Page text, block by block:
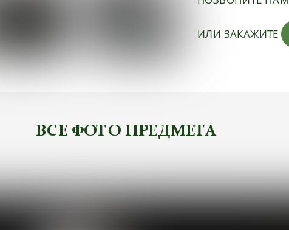
ИЛИ ЗАКАЖИТЕ
ВСЕ ФОТО ПРЕДМЕТА